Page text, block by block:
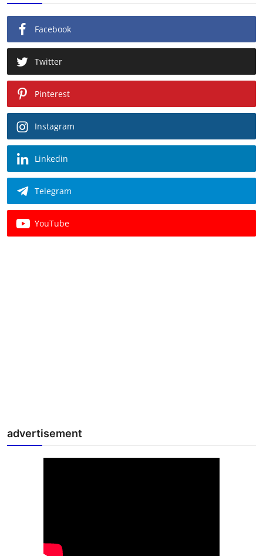
Facebook
Twitter
Pinterest
Instagram
Linkedin
Telegram
YouTube
advertisement